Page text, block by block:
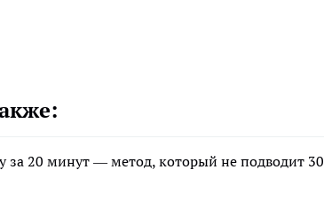
20 минут — метод, который не подводит 30